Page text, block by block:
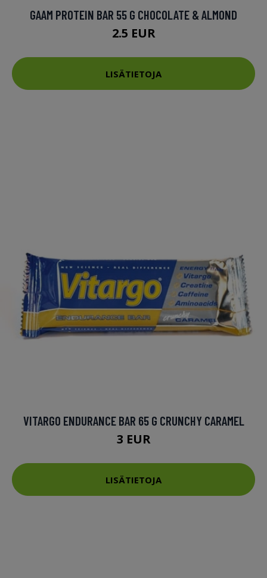
GAAM PROTEIN BAR 55 G CHOCOLATE & ALMOND
2.5 EUR
LISÄTIETOJA
VITARGO ENDURANCE BAR 65 G CRUNCHY CARAMEL
3 EUR
LISÄTIETOJA